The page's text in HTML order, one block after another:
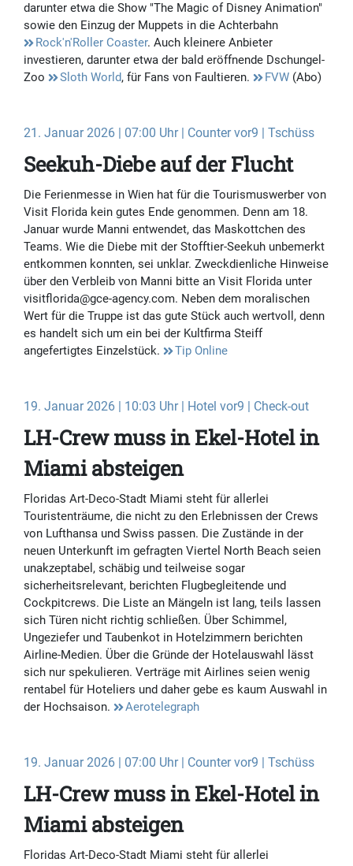
darunter etwa die Show "The Magic of Disney Animation"
sowie den Einzug der Muppets in die Achterbahn
Rock'n'Roller Coaster. Auch kleinere Anbieter
investieren, darunter etwa der bald eröffnende Dschungel-
Zoo
Sloth World, für Fans von Faultieren. FVW (Abo)
21. Januar 2026 | 07:00 Uhr | Counter vor9 | Tschüss
Seekuh-Diebe auf der Flucht
Die Ferienmesse in Wien hat für die Tourismuswerber von
Visit Florida kein gutes Ende genommen. Denn am 18.
Januar wurde Manni entwendet, das Maskottchen des
Teams. Wie die Diebe mit der Stofftier-Seekuh unbemerkt
entkommen konnten, sei unklar. Zweckdienliche Hinweise
über den Verbleib von Manni bitte an Visit Florida unter
visitflorida@gce-agency.com. Neben dem moralischen
Wert für die Truppe ist das gute Stück auch wertvoll, denn
es handelt sich um ein bei der Kultfirma Steiff
angefertigtes Einzelstück.
Tip Online
19. Januar 2026 | 10:03 Uhr | Hotel vor9 | Check-out
LH-Crew muss in Ekel-Hotel in
Miami absteigen
Floridas Art-Deco-Stadt Miami steht für allerlei
Touristenträume, die nicht zu den Erlebnissen der Crews
von Lufthansa und Swiss passen. Die Zustände in der
neuen Unterkunft im gefragten Viertel North Beach seien
unakzeptabel, schäbig und teilweise sogar
sicherheitsrelevant, berichten Flugbegleitende und
Cockpitcrews. Die Liste an Mängeln ist lang, teils lassen
sich Türen nicht richtig schließen. Über Schimmel,
Ungeziefer und Taubenkot in Hotelzimmern berichten
Airline-Medien. Über die Gründe der Hotelauswahl lässt
sich nur spekulieren. Verträge mit Airlines seien wenig
rentabel für Hoteliers und daher gebe es kaum Auswahl in
der Hochsaison.
Aerotelegraph
19. Januar 2026 | 07:00 Uhr | Counter vor9 | Tschüss
LH-Crew muss in Ekel-Hotel in
Miami absteigen
Floridas Art-Deco-Stadt Miami steht für allerlei